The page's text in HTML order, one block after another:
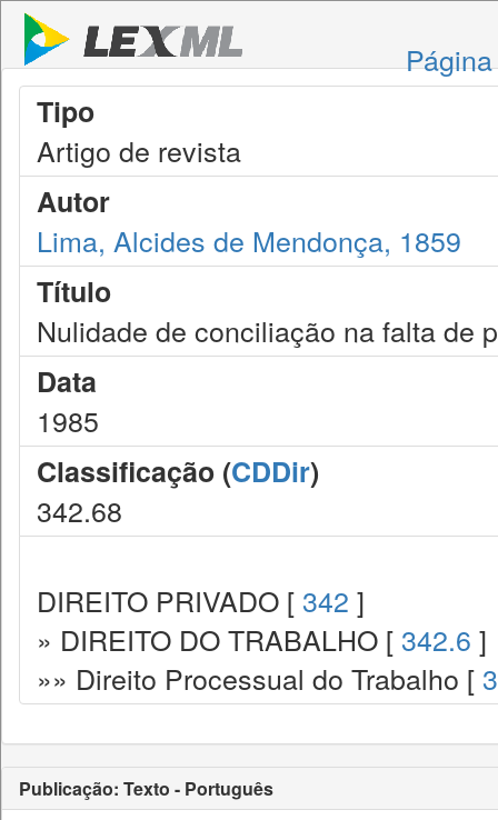
Tipo
Artigo de revista
Autor
Lima, Alcides de Mendonça, 1859
Título
Nulidade de conciliação na falta de
Data
1985
Classificação (CDDir)
342.68
DIREITO PRIVADO [ 342 ]
» DIREITO DO TRABALHO [ 342.6 ]
»» Direito Processual do Trabalho [
Publicação: Texto - Português